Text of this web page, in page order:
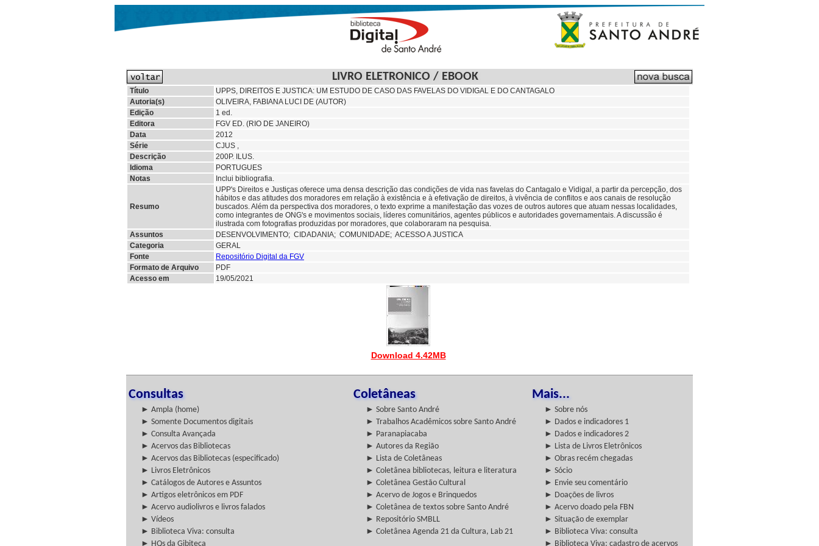
LIVRO ELETRONICO / EBOOK
Título
UPPS, DIREITOS E JUSTICA: UM ESTUDO DE CASO DAS FAVELAS DO VIDIGAL E DO CANTAGALO
Autoria(s)
OLIVEIRA, FABIANA LUCI DE (AUTOR)
Edição
1 ed.
Editora
FGV ED. (RIO DE JANEIRO)
Data
2012
Série
CJUS ,
Descrição
200P. ILUS.
Idioma
PORTUGUES
Notas
Inclui bibliografia.
Resumo
UPP's Direitos e Justiças oferece uma densa descrição das condições de vida nas favelas do Cantagalo e Vidigal, a partir da percepção, dos
hábitos e das atitudes dos moradores em relação à existência e à efetivação de direitos, à vivência de conflitos e aos canais de resolução
buscados. Além da perspectiva dos moradores, o texto exprime a manifestação das vozes de outros autores que atuam nessas localidades,
como integrantes de ONG's e movimentos sociais, líderes comunitários, agentes públicos e autoridades governamentais. A discussão é
ilustrada com fotografias produzidas por moradores, que colaboraram na pesquisa.
Assuntos
DESENVOLVIMENTO; CIDADANIA; COMUNIDADE; ACESSO A JUSTICA
Categoria
GERAL
Fonte
Repositório Digital da FGV
Formato de Arquivo
PDF
Acesso em
19/05/2021
Download 4.42MB
Consultas Coletâneas Mais...
► Ampla (home) ► Sobre Santo André
► Sobre nós
► Somente Documentos digitais
► Trabalhos Acadêmicos sobre Santo André
► Dados e indicadores 1
► Consulta Avançada
► Paranapiacaba
► Dados e indicadores 2
► Acervos das Bibliotecas
► Autores da Região
► Lista de Livros Eletrônicos
► Acervos das Bibliotecas (especificado)
► Lista de Coletâneas
► Obras recém chegadas
► Livros Eletrônicos
► Coletânea bibliotecas, leitura e literatura
► Sócio
► Catálogos de Autores e Assuntos
► Coletânea Gestão Cultural
► Envie seu comentário
► Artigos eletrônicos em PDF
► Acervo de Jogos e Brinquedos
► Doações de livros
► Acervo audiolivros e livros falados
► Coletânea de textos sobre Santo André
► Acervo doado pela FBN
► Vídeos
► Repositório SMBLL
► Situação de exemplar
► Biblioteca Viva: consulta
► Coletânea Agenda 21 da Cultura, Lab 21
► Biblioteca Viva: consulta
► HQs da Gibiteca
► Biblioteca Viva: cadastro de acervos